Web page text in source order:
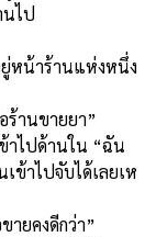
นไป
ยู่หน้าร้านแห่งหนึ่ง
ร้านขายยา”
าไปด้านใน “ฉัน
ข้าไปจับได้เลยเห
ายคงดีกว่า”